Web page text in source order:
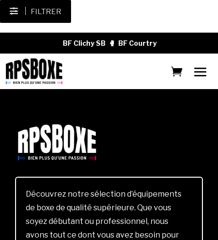
FILTRER
BF Clichy SB 🥊 BF Courtry
Découvrez notre sélection d’équipements
de boxe de qualité supérieure. Que vous
soyez débutant ou professionnel, nous
avons tout ce dont vous avez besoin pour